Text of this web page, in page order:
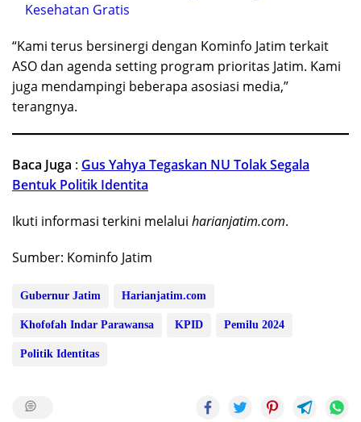
Kesehatan Gratis
“Kami terus bersinergi dengan Kominfo Jatim terkait
ASO dan agenda setting program prioritas Jatim. Kami
juga mendampingi beberapa asosiasi media,”
terangnya.
Baca Juga : Gus Yahya Tegaskan NU Tolak Segala
Bentuk Politik Identita
Ikuti informasi terkini melalui harianjatim.com.
Sumber: Kominfo Jatim
Gubernur Jatim Harianjatim.com
Khofofah Indar Parawansa KPID Pemilu 2024
Politik Identitas